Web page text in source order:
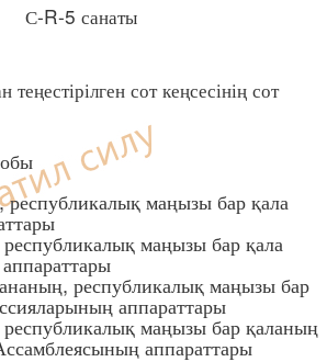
С-R-5 санаты
сот кеңсесінің сот
маңызы бар қала
маңызы бар қала
республикалық маңызы бар
аппараттары
маңызы бар қаланың
аппараттары